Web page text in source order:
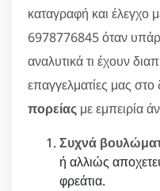
καταγραφή και έλεγχο
6978776845 όταν
αναλυτικά τι έχουν
επαγγελματίες μας στο
πορείας με εμπειρία
Συχνά
ή αλλιώς
φρεάτια.